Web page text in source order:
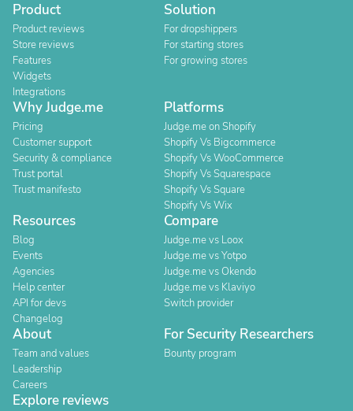
Product
Product reviews
Store reviews
Features
Widgets
Integrations
Solution
For dropshippers
For starting stores
For growing stores
Why Judge.me
Pricing
Customer support
Security & compliance
Trust portal
Trust manifesto
Platforms
Judge.me on Shopify
Shopify Vs Bigcommerce
Shopify Vs WooCommerce
Shopify Vs Squarespace
Shopify Vs Square
Shopify Vs Wix
Resources
Blog
Events
Agencies
Help center
API for devs
Changelog
Compare
Judge.me vs Loox
Judge.me vs Yotpo
Judge.me vs Okendo
Judge.me vs Klaviyo
Switch provider
About
Team and values
Leadership
Careers
For Security Researchers
Bounty program
Explore reviews